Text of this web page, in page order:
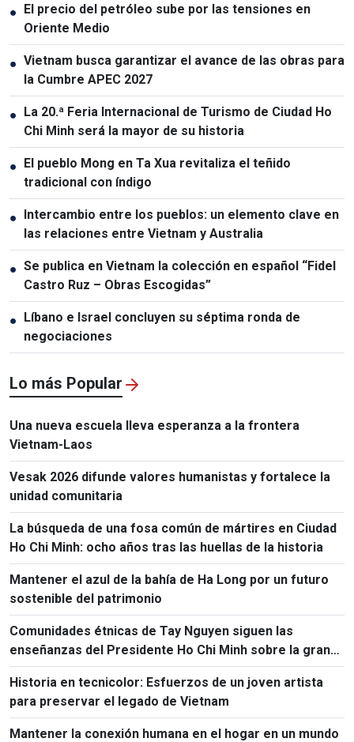
● El precio del petróleo sube por las tensiones en
Oriente Medio
● Vietnam busca garantizar el avance de las obras para
la Cumbre APEC 2027
● La 20.ª Feria Internacional de Turismo de Ciudad Ho
Chi Minh será la mayor de su historia
● El pueblo Mong en Ta Xua revitaliza el teñido
tradicional con índigo
● Intercambio entre los pueblos: un elemento clave en
las relaciones entre Vietnam y Australia
● Se publica en Vietnam la colección en español “Fidel
Castro Ruz – Obras Escogidas”
● Líbano e Israel concluyen su séptima ronda de
negociaciones
Lo más Popular
Una nueva escuela lleva esperanza a la frontera
Vietnam-Laos
Vesak 2026 difunde valores humanistas y fortalece la
unidad comunitaria
La búsqueda de una fosa común de mártires en Ciudad
Ho Chi Minh: ocho años tras las huellas de la historia
Mantener el azul de la bahía de Ha Long por un futuro
sostenible del patrimonio
Comunidades étnicas de Tay Nguyen siguen las
enseñanzas del Presidente Ho Chi Minh sobre la gran
unidad nacional
Historia en tecnicolor: Esfuerzos de un joven artista
para preservar el legado de Vietnam
Mantener la conexión humana en el hogar en un mundo